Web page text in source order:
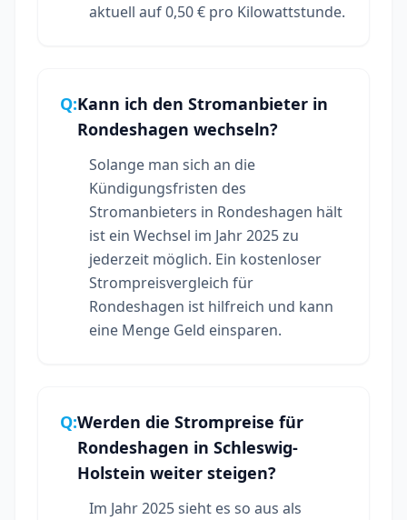
aktuell auf 0,50 € pro Kilowattstunde.
Q:Kann ich den Stromanbieter in
Rondeshagen wechseln?
Solange man sich an die
Kündigungsfristen des
Stromanbieters in Rondeshagen hält
ist ein Wechsel im Jahr 2025 zu
jederzeit möglich. Ein kostenloser
Strompreisvergleich für
Rondeshagen ist hilfreich und kann
eine Menge Geld einsparen.
Q:Werden die Strompreise für
Rondeshagen in Schleswig-
Holstein weiter steigen?
Im Jahr 2025 sieht es so aus als